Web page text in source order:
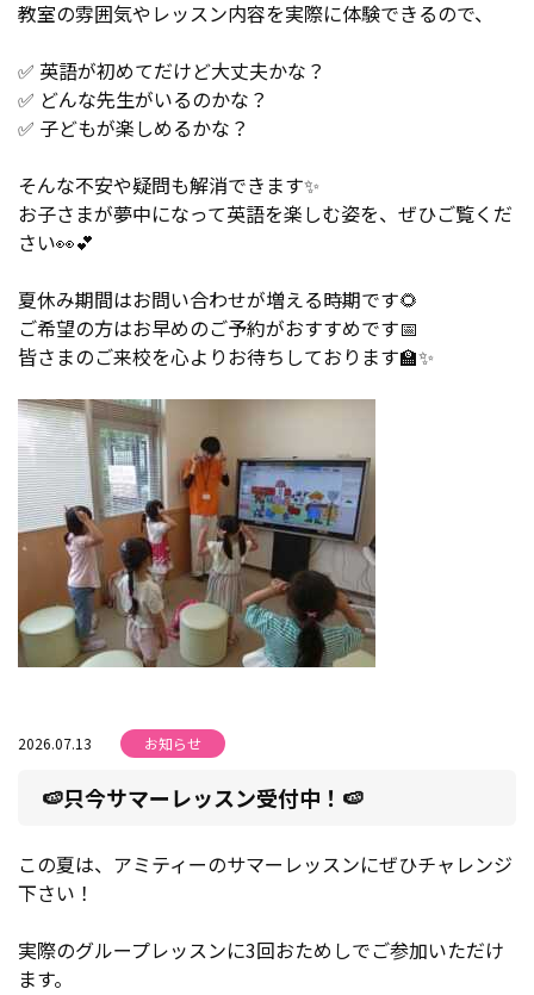
教室の雰囲気やレッスン内容を実際に体験できるので、
✅ 英語が初めてだけど大丈夫かな？
✅ どんな先生がいるのかな？
✅ 子どもが楽しめるかな？
そんな不安や疑問も解消できます✨
お子さまが夢中になって英語を楽しむ姿を、ぜひご覧くだ
さい👀💕
夏休み期間はお問い合わせが増える時期です🌻
ご希望の方はお早めのご予約がおすすめです📅
皆さまのご来校を心よりお待ちしております🏫✨
2026.07.13 お知らせ
🍉只今サマーレッスン受付中！🍉
この夏は、アミティーのサマーレッスンにぜひチャレンジ
下さい！
実際のグループレッスンに3回おためしでご参加いただけ
ます。